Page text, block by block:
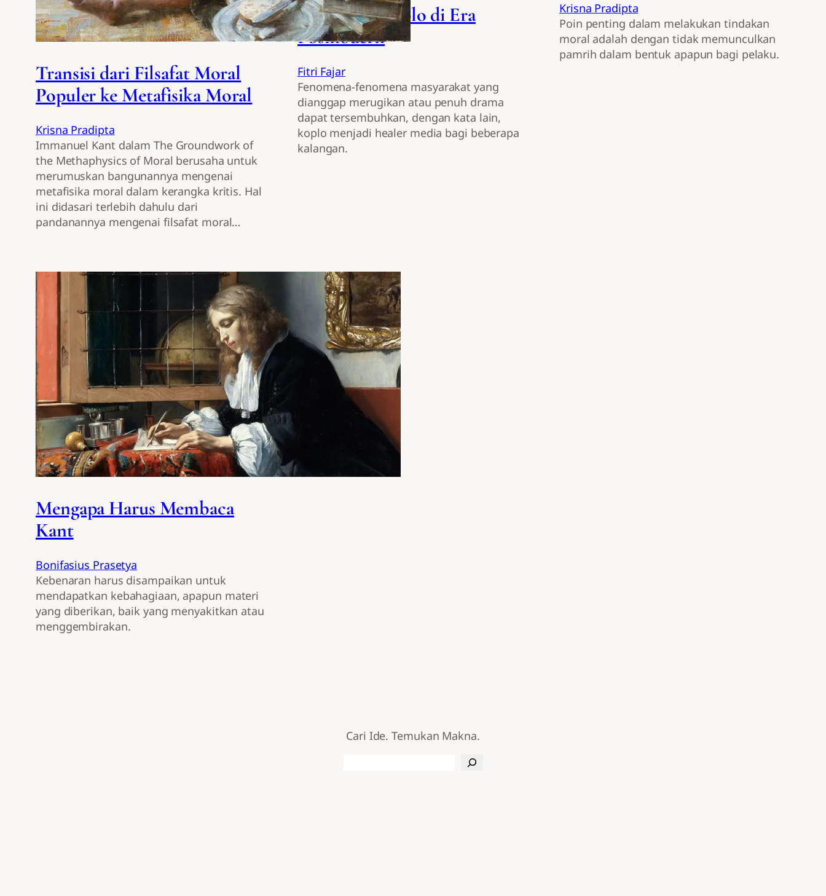
Transisi dari Filsafat Moral
Populer ke Metafisika Moral
Krisna Pradipta
Immanuel Kant dalam The Groundwork of
the Methaphysics of Moral berusaha untuk
merumuskan bangunannya mengenai
metafisika moral dalam kerangka kritis. Hal
ini didasari terlebih dahulu dari
pandanannya mengenai filsafat moral…
Dobrakan Koplo di Era
Posmodern
Fitri Fajar
Fenomena-fenomena masyarakat yang
dianggap merugikan atau penuh drama
dapat tersembuhkan, dengan kata lain,
koplo menjadi healer media bagi beberapa
kalangan.
Krisna Pradipta
Poin penting dalam melakukan tindakan
moral adalah dengan tidak memunculkan
pamrih dalam bentuk apapun bagi pelaku.
Mengapa Harus Membaca
Kant
Bonifasius Prasetya
Kebenaran harus disampaikan untuk
mendapatkan kebahagiaan, apapun materi
yang diberikan, baik yang menyakitkan atau
menggembirakan.
Cari Ide. Temukan Makna.